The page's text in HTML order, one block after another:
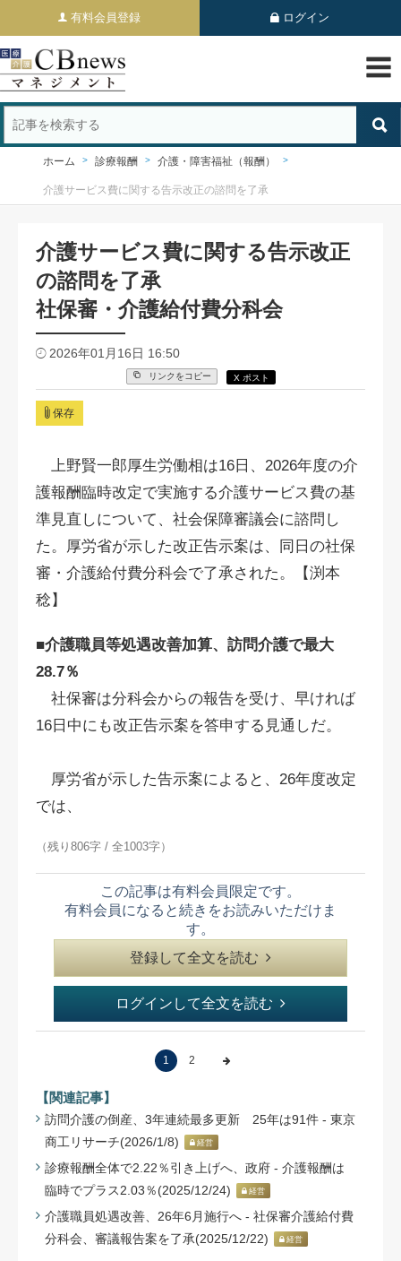
有料会員登録 ログイン
ホーム 診療報酬 介護・障害福祉（報酬）
介護サービス費に関する告示改正の諮問を了承
介護サービス費に関する告示改正
の諮問を了承
社保審・介護給付費分科会
2026年01月16日 16:50
リンクをコピー X ポスト
保存
上野賢一郎厚生労働相は16日、2026年度の介
護報酬臨時改定で実施する介護サービス費の基
準⾒直しについて、社会保障審議会に諮問し
た。厚労省が示した改正告示案は、同日の社保
審・介護給付費分科会で了承された。【渕本
稔】
■介護職員等処遇改善加算、訪問介護で最大
28.7％
社保審は分科会からの報告を受け、早ければ
16日中にも改正告示案を答申する見通しだ。
厚労省が示した告示案によると、26年度改定
では、
（残り806字 / 全1003字）
この記事は有料会員限定です。
有料会員になると続きをお読みいただけま
す。
登録して全文を読む
ログインして全文を読む
1 2
【関連記事】
訪問介護の倒産、3年連続最多更新 25年は91件 - 東京
商工リサーチ(2026/1/8)
経営
診療報酬全体で2.22％引き上げへ、政府 - 介護報酬は
臨時でプラス2.03％(2025/12/24)
経営
介護職員処遇改善、26年6月施行へ - 社保審介護給付費
分科会、審議報告案を了承(2025/12/22)
経営